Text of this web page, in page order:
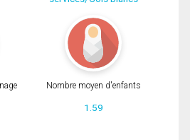
Nombre moyen d'enfants
1.59